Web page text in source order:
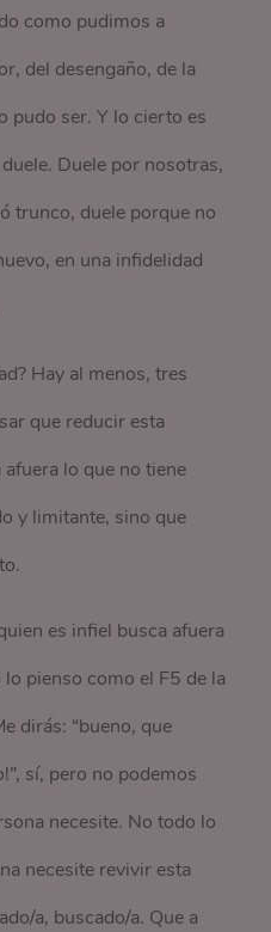
como pudimos a
del desengaño, de la
pudo ser. Y lo cierto es
Duele por nosotras,
trunco, duele porque no
en una infidelidad
Hay al menos, tres
que reducir esta
lo que no tiene
y limitante, sino que
es infiel busca afuera
pienso como el F5 de la
dirás: “bueno, que
sí, pero no podemos
necesite. No todo lo
necesite revivir esta
a, buscado/a. Que a